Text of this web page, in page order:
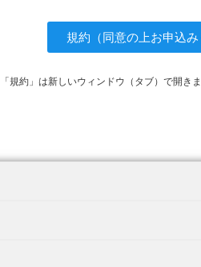
規約（同意の上お申込み
「規約」は新しいウィンドウ（タブ）で開きま